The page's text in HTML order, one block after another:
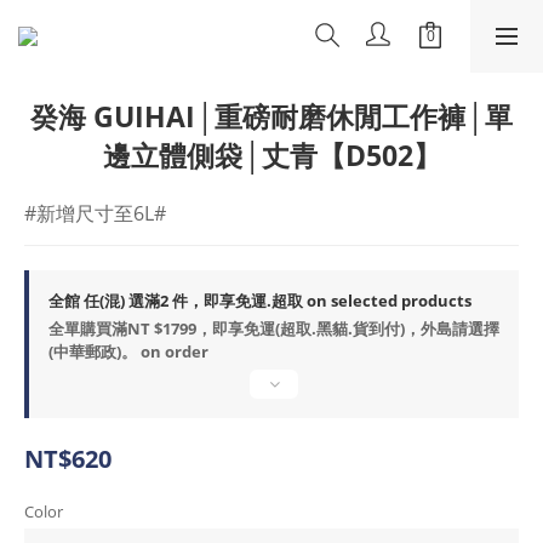
癸海 GUIHAI│重磅耐磨休閒工作褲│單
邊立體側袋│丈青【D502】
#新增尺寸至6L#
全館 任(混) 選滿2 件，即享免運.超取 on selected products
全單購買滿NT $1799，即享免運(超取.黑貓.貨到付)，外島請選擇
(中華郵政)。 on order
NT$620
Color